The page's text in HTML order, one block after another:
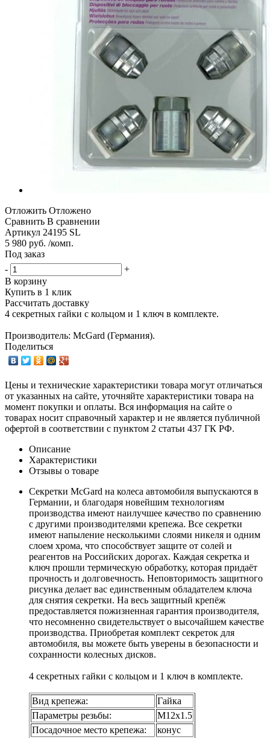
Отложить Отложено
Сравнить В сравнении
Артикул 24195 SL
5 980 руб. /комп.
Под заказ
-
+
В корзину
Купить в 1 клик
Рассчитать доставку
4 секретных гайки с кольцом и 1 ключ в комплекте.
Производитель: McGard (Германия).
Поделиться
Цены и технические характеристики товара могут отличаться
от указанных на сайте, уточняйте характеристики товара на
момент покупки и оплаты. Вся информация на сайте о
товарах носит справочный характер и не является публичной
офертой в соответствии с пунктом 2 статьи 437 ГК РФ.
Описание
Характеристики
Отзывы о товаре
Секретки McGard на колеса автомобиля выпускаются в
Германии, и благодаря новейшим технологиям
производства имеют наилучшее качество по сравнению
с другими производителями крепежа. Все секретки
имеют напыление несколькими слоями никеля и одним
слоем хрома, что способствует защите от солей и
реагентов на Российских дорогах. Каждая секретка и
ключ прошли термическую обработку, которая придаёт
прочность и долговечность. Неповторимость защитного
рисунка делает вас единственным обладателем ключа
для снятия секретки. На весь защитный крепёж
предоставляется пожизненная гарантия производителя,
что несомненно свидетельствует о высочайшем качестве
производства. Приобретая комплект секреток для
автомобиля, вы можете быть уверены в безопасности и
сохранности колесных дисков.
4 секретных гайки с кольцом и 1 ключ в комплекте.
Вид крепежа:
Гайка
Параметры резьбы:
М12х1.5
Посадочное место крепежа:
конус